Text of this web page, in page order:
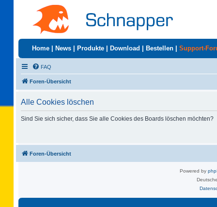
Home News Produkte Download Bestellen Support-
FAQ
Foren-Übersicht
Alle Cookies löschen
Sind Sie sich sicher, dass Sie alle Cookies des Boards löschen möchten?
Foren-Übersicht
Powered by